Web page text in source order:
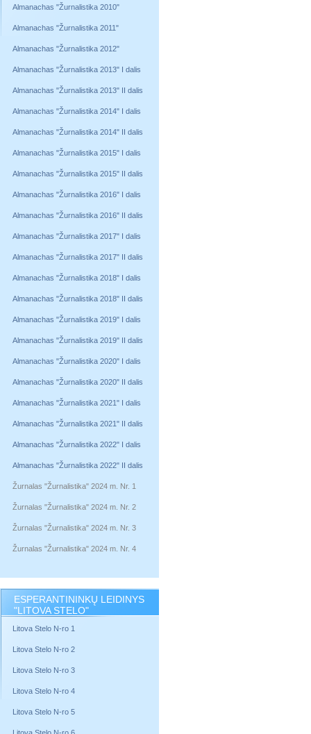
Almanachas "Žurnalistika 2010"
Almanachas "Žurnalistika 2011"
Almanachas "Žurnalistika 2012"
Almanachas "Žurnalistika 2013" I dalis
Almanachas "Žurnalistika 2013" II dalis
Almanachas "Žurnalistika 2014" I dalis
Almanachas "Žurnalistika 2014" II dalis
Almanachas "Žurnalistika 2015" I dalis
Almanachas "Žurnalistika 2015" II dalis
Almanachas "Žurnalistika 2016" I dalis
Almanachas "Žurnalistika 2016" II dalis
Almanachas "Žurnalistika 2017" I dalis
Almanachas "Žurnalistika 2017" II dalis
Almanachas "Žurnalistika 2018" I dalis
Almanachas "Žurnalistika 2018" II dalis
Almanachas "Žurnalistika 2019" I dalis
Almanachas "Žurnalistika 2019" II dalis
Almanachas "Žurnalistika 2020" I dalis
Almanachas "Žurnalistika 2020" II dalis
Almanachas "Žurnalistika 2021" I dalis
Almanachas "Žurnalistika 2021" II dalis
Almanachas "Žurnalistika 2022" I dalis
Almanachas "Žurnalistika 2022" II dalis
Žurnalas "Žurnalistika" 2024 m. Nr. 1
Žurnalas "Žurnalistika" 2024 m. Nr. 2
Žurnalas "Žurnalistika" 2024 m. Nr. 3
Žurnalas "Žurnalistika" 2024 m. Nr. 4
ESPERANTININKŲ LEIDINYS
"LITOVA STELO"
Litova Stelo N-ro 1
Litova Stelo N-ro 2
Litova Stelo N-ro 3
Litova Stelo N-ro 4
Litova Stelo N-ro 5